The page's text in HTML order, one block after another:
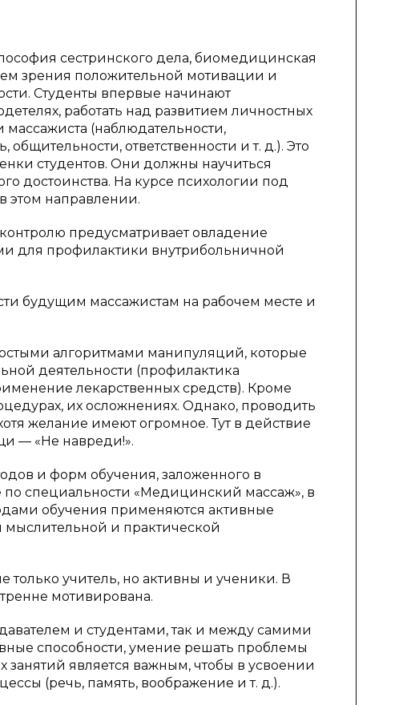
сестринского дела, биомедицинская
зрения положительной мотивации и
Студенты впервые начинают
работать над развитием личностных
(наблюдательности,
ответственности и т. д.). Это
студентов. Они должны научиться
достоинства. На курсе психологии под
этом направлении.
предусматривает овладение
для профилактики внутрибольничной
будущим массажистам на рабочем месте и
алгоритмами манипуляций, которые
деятельности (профилактика
лекарственных средств). Кроме
их осложнениях. Однако, проводить
желание имеют огромное. Тут в действие
— «Не навреди!».
и форм обучения, заложенного в
по специальности «Медицинский массаж», в
обучения применяются активные
мыслительной и практической
только учитель, но активны и ученики. В
мотивирована.
и студентами, так и между самими
способности, умение решать проблемы
занятий является важным, чтобы в усвоении
(речь, память, воображение и т. д.).